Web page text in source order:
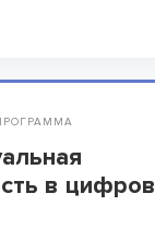
в